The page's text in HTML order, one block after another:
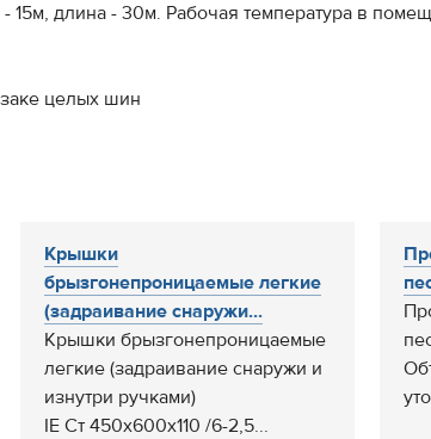
длина - 30м. Рабочая температура в
целых шин
Крышки
брызгонепроницаемые легкие
(задраивание снаружи...
Крышки брызгонепроницаемые
легкие (задраивание снаружи и
изнутри ручками)
IE Ст 450x600x110 /6-2,5...